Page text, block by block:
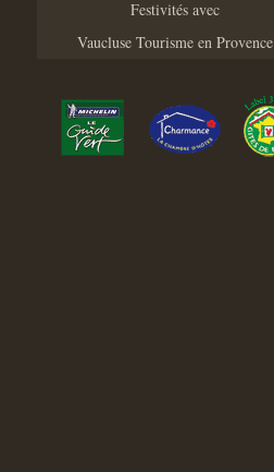
Festivités avec
Vaucluse Tourisme en Provence